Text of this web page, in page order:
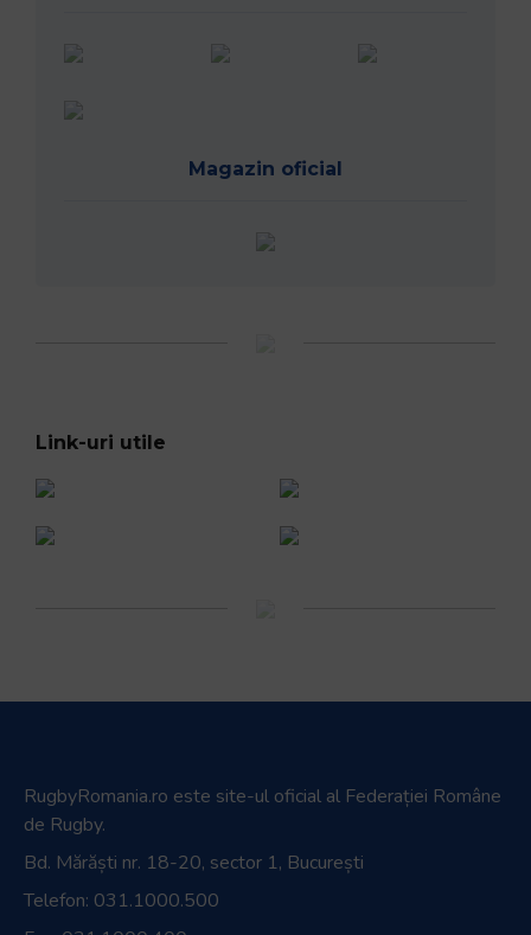
Magazin oficial
Link-uri utile
RugbyRomania.ro este site-ul oficial al Federației Române
de Rugby.
Bd. Mărăști nr. 18-20, sector 1, București
Telefon: 031.1000.500